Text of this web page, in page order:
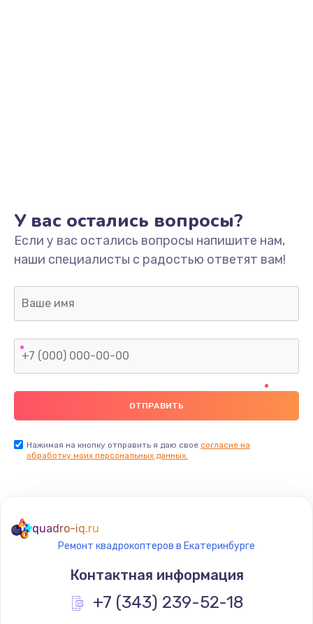
У вас остались вопросы?
Если у вас остались вопросы напишите нам,
наши специалисты с радостью ответят вам!
Нажимая на кнопку отправить я даю свое согласие на
обработку моих персональных данных.
quadro-iq.ru
Ремонт квадрокоптеров в Екатеринбурге
Контактная информация
+7 (343) 239-52-18